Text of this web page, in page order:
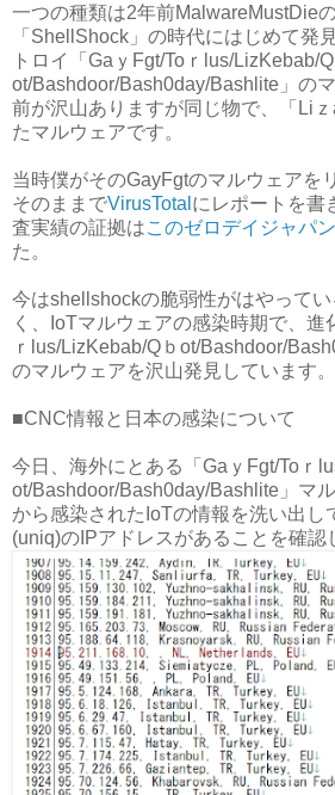
一つの種類は2年前MalwareMustDie
「ShellShock」の時代にはじめて発
トロイ「GaｙFgt/Toｒlus/LizKebab/Q
ot/Bashdoor/Bash0day/Bashlite」の
前が沢山ありますが同じ物で、「Li
たマルウェアです。
当時僕がそのGayFgtのマルウェアを
そのままでVirusTotal にレポートを書
査実績の証拠はこのゼロデイジャパ
た。
今はshellshockの脆弱性がはやって
く、IoTマルウェアの感染時期で、進
ｒlus/LizKebab/Qｂot/Bashdoor/
のマルウェアを沢山発見しています。
■CNC情報と日本の感染について
今日、海外にとある「GaｙFgt/Toｒ
ot/Bashdoor/Bash0day/Bashlite」マ
から感染されたIoTの情報を洗い出し
(uniq)のIPアドレスがあることを確認